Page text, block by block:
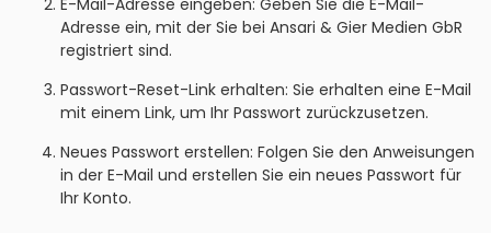
E-Mail-Adresse eingeben: Geben Sie die E-Mail-
Adresse ein, mit der Sie bei Ansari & Gier Medien GbR
registriert sind.
Passwort-Reset-Link erhalten: Sie erhalten eine E-Mail
mit einem Link, um Ihr Passwort zurückzusetzen.
Neues Passwort erstellen: Folgen Sie den Anweisungen
in der E-Mail und erstellen Sie ein neues Passwort für
Ihr Konto.